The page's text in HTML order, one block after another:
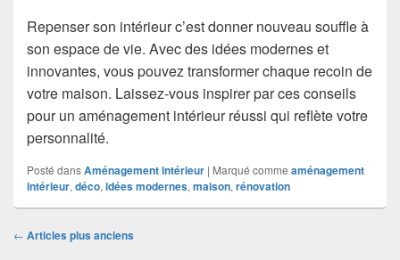
Repenser son intérieur c’est donner nouveau souffle à
son espace de vie. Avec des idées modernes et
innovantes, vous pouvez transformer chaque recoin de
votre maison. Laissez-vous inspirer par ces conseils
pour un aménagement intérieur réussi qui reflète votre
personnalité.
Posté dansAménagement intérieur | Marqué comme aménagement
intérieur, déco, idées modernes, maison, rénovation
Navigation
← Articles plus anciens